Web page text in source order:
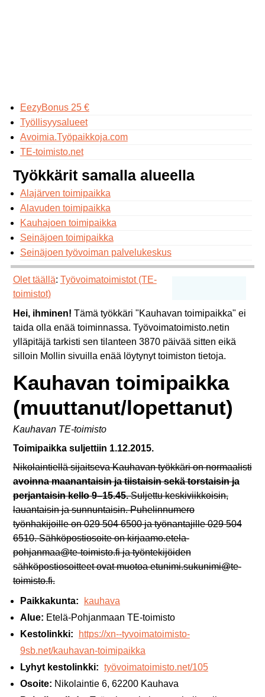
EezyBonus 25 €
Työllisyysalueet
Avoimia.Työpaikkoja.com
TE-toimisto.net
Työkkärit samalla alueella
Alajärven toimipaikka
Alavuden toimipaikka
Kauhajoen toimipaikka
Seinäjoen toimipaikka
Seinäjoen työvoiman palvelukeskus
Olet täällä: Työvoimatoimistot (TE-
toimistot)
Hei, ihminen! Tämä työkkäri "Kauhavan toimipaikka" ei
taida olla enää toiminnassa. Työvoimatoimisto.netin
ylläpitäjä tarkisti sen tilanteen 3870 päivää sitten eikä
silloin Mollin sivuilla enää löytynyt toimiston tietoja.
Kauhavan toimipaikka
(muuttanut/lopettanut)
Kauhavan TE-toimisto
Toimipaikka suljettiin 1.12.2015.
Nikolaintiellä sijaitseva Kauhavan työkkäri on normaalisti
avoinna maanantaisin ja tiistaisin sekä torstaisin ja
perjantaisin kello 9–15.45.Suljettu keskiviikkoisin,
lauantaisin ja sunnuntaisin. Puhelinnumero
työnhakijoille on 029 504 6500 ja työnantajille 029 504
6510. Sähköpostiosoite on kirjaamo.etela-
pohjanmaa@te-toimisto.fi ja työntekijöiden
sähköpostiosoitteet ovat muotoa etunimi.sukunimi@te-
toimisto.fi.
Paikkakunta:
kauhava
Alue: Etelä-Pohjanmaan TE-toimisto
Kestolinkki:
https://xn--tyvoimatoimisto-
9sb.net/kauhavan-toimipaikka
Lyhyt kestolinkki: työvoimatoimisto.net/105
Osoite: Nikolaintie 6, 62200 Kauhava